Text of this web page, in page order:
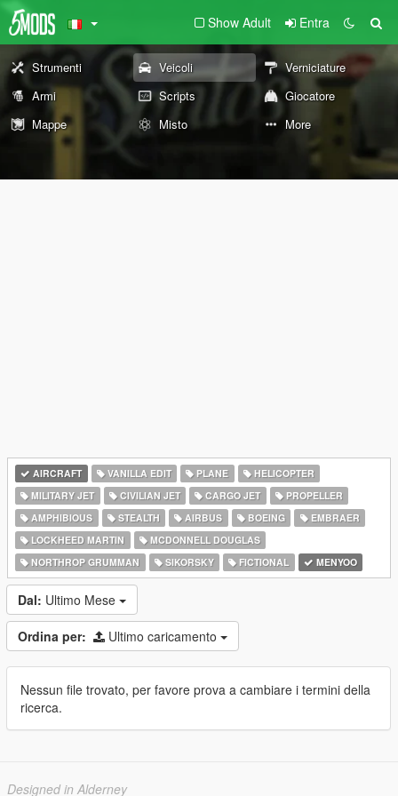
Show Adult Entra
Strumenti Veicoli
Verniciature
Armi
Scripts
Giocatore
Mappe
Misto More
AIRCRAFT VANILLA EDIT PLANE
HELICOPTER
MILITARY JET
CIVILIAN JET CARGO JET
PROPELLER
AMPHIBIOUS
STEALTH AIRBUS BOEING
EMBRAER
LOCKHEED MARTIN
MCDONNELL DOUGLAS
NORTHROP GRUMMAN
SIKORSKY FICTIONAL MENYOO
Dal: Ultimo Mese
Ordina per: Ultimo caricamento
Nessun file trovato, per favore prova a cambiare i termini della
ricerca.
Designed in Alderney